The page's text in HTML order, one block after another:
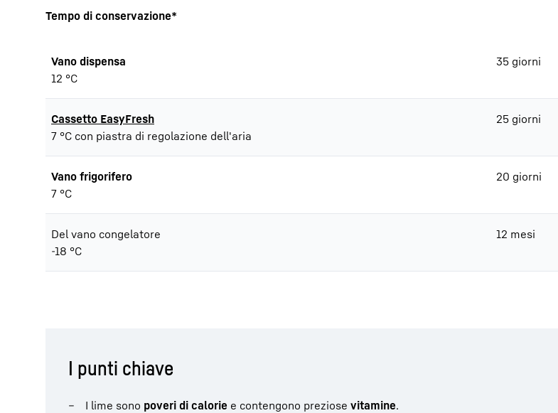
Tempo di conservazione*
Vano dispensa
12 °C
35 giorni
Cassetto EasyFresh
7 °C con piastra di regolazione dell'aria
25 giorni
Vano frigorifero
7 °C
20 giorni
Del vano congelatore
-18 °C
12 mesi
I punti chiave
I lime sono poveri di calorie e contengono preziose vitamine.